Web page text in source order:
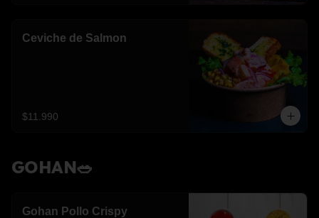
Ceviche de Salmon
$11.990
GOHAN🥗
Gohan Pollo Crispy